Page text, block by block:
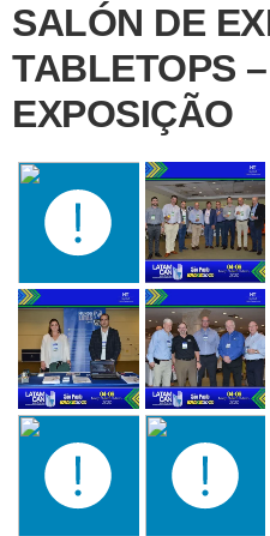
SALÓN DE
TABLETOPS
EXPOSIÇÃO